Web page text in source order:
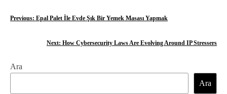
Y
ı
Previous: Epal Palet İle Evde Şık Bir Yemek Masası Yapmak
Next: How Cybersecurity Laws Are Evolving Around IP Stressers
Ara
Ara